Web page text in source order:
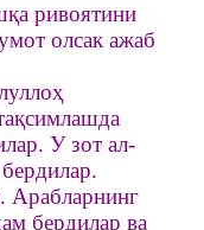
ривоятини
олсак ажаб
У зот ал-
Арабларнинг
бердилар ва